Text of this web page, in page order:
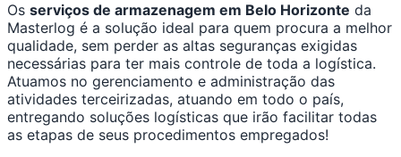
Os serviços de armazenagem em Belo Horizonte da
Masterlog é a solução ideal para quem procura a melhor
qualidade, sem perder as altas seguranças exigidas
necessárias para ter mais controle de toda a logística.
Atuamos no gerenciamento e administração das
atividades terceirizadas, atuando em todo o país,
entregando soluções logísticas que irão facilitar todas
as etapas de seus procedimentos empregados!